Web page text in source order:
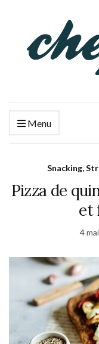
Menu
Snacking,
Pizza de
et
4